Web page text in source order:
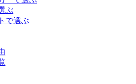
ぶ
で選ぶ